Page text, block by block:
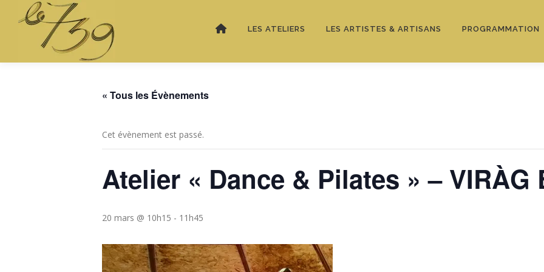
LES ATELIERS LES ARTISTES & ARTISANS PROGRAMMATION
« Tous les Évènements
Cet évènement est passé.
Atelier « Dance & Pilates » – VIRÀG
20 mars @ 10h15 - 11h45